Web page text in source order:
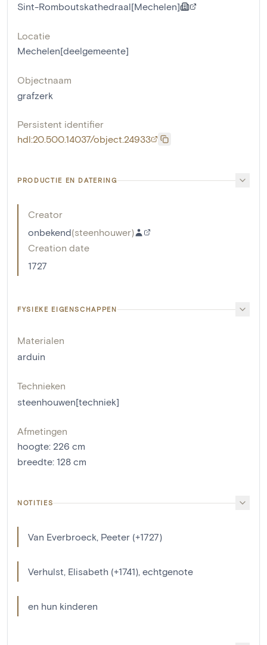
Sint-Romboutskathedraal[Mechelen]
Locatie
Mechelen[deelgemeente]
Objectnaam
grafzerk
Persistent identifier
hdl:20.500.14037/object.24933
PRODUCTIE EN DATERING
Creator
onbekend(steenhouwer)
Creation date
1727
FYSIEKE EIGENSCHAPPEN
Materialen
arduin
Technieken
steenhouwen[techniek]
Afmetingen
hoogte: 226 cm
breedte: 128 cm
NOTITIES
Van Everbroeck, Peeter (+1727)
Verhulst, Elisabeth (+1741), echtgenote
en hun kinderen